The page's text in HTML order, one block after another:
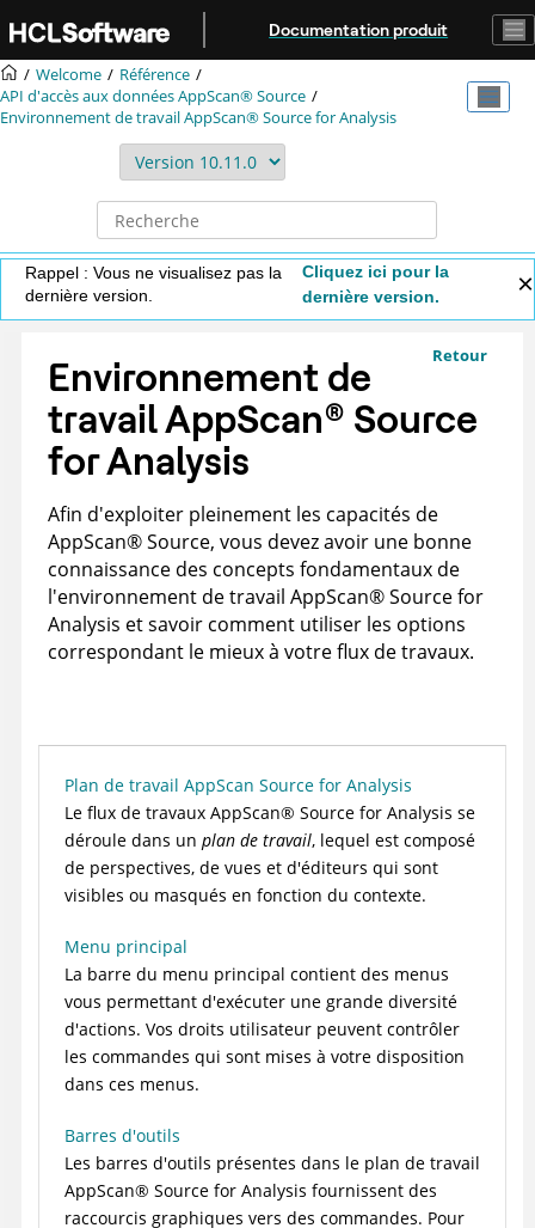
Aller au contenu principal
Documentation produit
Welcome
Référence
API d'accès aux donnéesAppScan® Source
Environnement de travailAppScan® Source for Analysis
Rappel : Vous ne visualisez pas la
dernière version.
Cliquez ici pour la
dernière version.
Retour
Environnement de
travailAppScan® Source
for Analysis
Afin d'exploiter pleinement les capacités de
AppScan®Source, vous devez avoir une bonne
connaissance des concepts fondamentaux de
l'environnement de travail AppScan®Source for
Analysis et savoir comment utiliser les options
correspondant le mieux à votre flux de travaux.
Plan de travail AppScan Source for Analysis
Le flux de travaux AppScan® Source for Analysis se
déroule dans un plan de travail, lequel est composé
de perspectives, de vues et d'éditeurs qui sont
visibles ou masqués en fonction du contexte.
Menu principal
La barre du menu principal contient des menus
vous permettant d'exécuter une grande diversité
d'actions. Vos droits utilisateur peuvent contrôler
les commandes qui sont mises à votre disposition
dans ces menus.
Barres d'outils
Les barres d'outils présentes dans le plan de travail
AppScan® Source for Analysis fournissent des
raccourcis graphiques vers des commandes. Pour